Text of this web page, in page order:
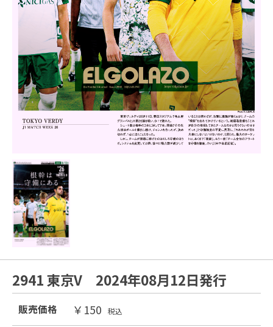
2941 東京V 2024年08月12日発行
販売価格 ￥150 税込